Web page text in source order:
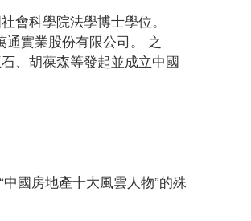
會科學院法學博士學位。
實業股份有限公司。 之
、胡葆森等發起並成立中國
國房地產十大風雲人物”的殊